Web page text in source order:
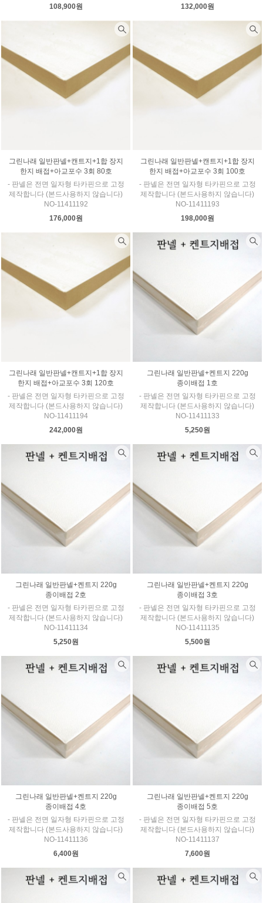
108,900원
132,000원
그린나래 일반판넬+캔트지+1합 장지
한지 배접+아교포수 3회 80호
- 판넬은 전면 일자형 타카핀으로 고정
제작합니다 (본드사용하지 않습니다)
NO-11411192
176,000원
그린나래 일반판넬+캔트지+1합 장지
한지 배접+아교포수 3회 100호
- 판넬은 전면 일자형 타카핀으로 고정
제작합니다 (본드사용하지 않습니다)
NO-11411193
198,000원
그린나래 일반판넬+캔트지+1합 장지
한지 배접+아교포수 3회 120호
- 판넬은 전면 일자형 타카핀으로 고정
제작합니다 (본드사용하지 않습니다)
NO-11411194
242,000원
그린나래 일반판넬+켄트지 220g
종이배접 1호
- 판넬은 전면 일자형 타카핀으로 고정
제작합니다 (본드사용하지 않습니다)
NO-11411133
5,250원
그린나래 일반판넬+켄트지 220g
종이배접 2호
- 판넬은 전면 일자형 타카핀으로 고정
제작합니다 (본드사용하지 않습니다)
NO-11411134
5,250원
그린나래 일반판넬+켄트지 220g
종이배접 3호
- 판넬은 전면 일자형 타카핀으로 고정
제작합니다 (본드사용하지 않습니다)
NO-11411135
5,500원
그린나래 일반판넬+켄트지 220g
종이배접 4호
- 판넬은 전면 일자형 타카핀으로 고정
제작합니다 (본드사용하지 않습니다)
NO-11411136
6,400원
그린나래 일반판넬+켄트지 220g
종이배접 5호
- 판넬은 전면 일자형 타카핀으로 고정
제작합니다 (본드사용하지 않습니다)
NO-11411137
7,600원